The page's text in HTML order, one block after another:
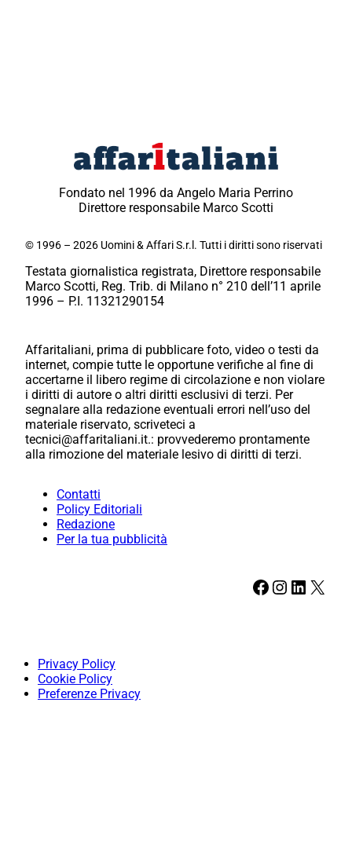
Fondato nel 1996 da Angelo Maria Perrino
Direttore responsabile Marco Scotti
© 1996 – 2026 Uomini & Affari S.r.l. Tutti i diritti sono riservati
Testata giornalistica registrata, Direttore responsabile
Marco Scotti, Reg. Trib. di Milano n° 210 dell’11 aprile
1996 – P.I. 11321290154
Affaritaliani, prima di pubblicare foto, video o testi da
internet, compie tutte le opportune verifiche al fine di
accertarne il libero regime di circolazione e non violare
i diritti di autore o altri diritti esclusivi di terzi. Per
segnalare alla redazione eventuali errori nell’uso del
materiale riservato, scriveteci a
tecnici@affaritaliani.it.: provvederemo prontamente
alla rimozione del materiale lesivo di diritti di terzi.
Contatti
Policy Editoriali
Redazione
Per la tua pubblicità
Facebook Instagram LinkedIn X
Privacy Policy
Cookie Policy
Preferenze Privacy